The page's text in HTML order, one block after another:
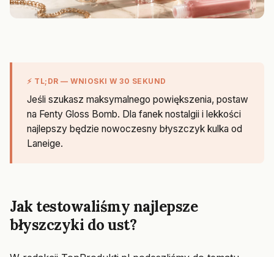
⚡ TL;DR — WNIOSKI W 30 SEKUND
Jeśli szukasz maksymalnego powiększenia, postaw
na Fenty Gloss Bomb. Dla fanek nostalgii i lekkości
najlepszy będzie nowoczesny błyszczyk kulka od
Laneige.
Jak testowaliśmy najlepsze
błyszczyki do ust?